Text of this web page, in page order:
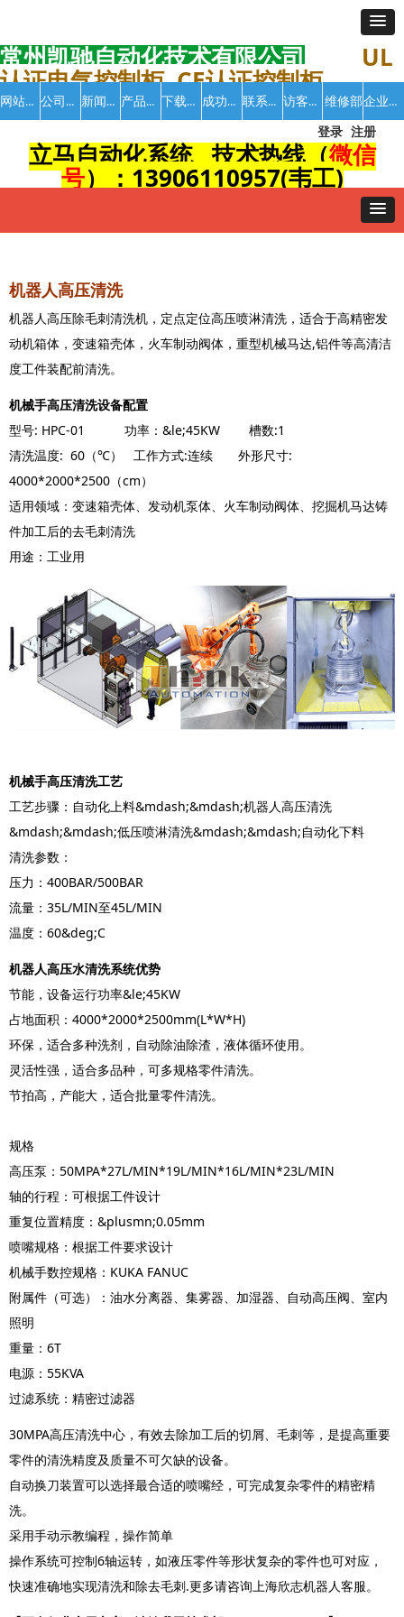
常州凯驰自动化技术有限公司 UL
认证电气控制柜 CE认证控制柜
网站首页 公司介绍 新闻中心 产品中心 下载中心 成功案例 联系我们 访客留言 维修部 企业招聘
登录 注册
机器人高压清洗
机器人高压除毛刺清洗机，定点定位高压喷淋清洗，适合于高精密发
动机箱体，变速箱壳体，火车制动阀体，重型机械马达,铝件等高清洁
度工件装配前清洗。
机械手高压清洗设备配置
型号: HPC-01 功率：&le;45KW 槽数:1
清洗温度: 60（℃） 工作方式:连续 外形尺寸:
4000*2000*2500（cm）
适用领域：变速箱壳体、发动机泵体、火车制动阀体、挖掘机马达铸
件加工后的去毛刺清洗
用途：工业用
机械手高压清洗工艺
工艺步骤：自动化上料&mdash;&mdash;机器人高压清洗
&mdash;&mdash;低压喷淋清洗&mdash;&mdash;自动化下料
清洗参数：
压力：400BAR/500BAR
流量：35L/MIN至45L/MIN
温度：60&deg;C
机器人高压水清洗系统优势
节能，设备运行功率&le;45KW
占地面积：4000*2000*2500mm(L*W*H)
环保，适合多种洗剂，自动除油除渣，液体循环使用。
灵活性强，适合多品种，可多规格零件清洗。
节拍高，产能大，适合批量零件清洗。
规格
高压泵：50MPA*27L/MIN*19L/MIN*16L/MIN*23L/MIN
轴的行程：可根据工件设计
重复位置精度：&plusmn;0.05mm
喷嘴规格：根据工件要求设计
机械手数控规格：KUKA FANUC
附属件（可选）：油水分离器、集雾器、加湿器、自动高压阀、室内
照明
重量：6T
电源：55KVA
过滤系统：精密过滤器
30MPA高压清洗中心，有效去除加工后的切屑、毛刺等，是提高重要
零件的清洗精度及质量不可欠缺的设备。
自动换刀装置可以选择最合适的喷嘴经，可完成复杂零件的精密精
洗。
采用手动示教编程，操作简单
操作系统可控制6轴运转，如液压零件等形状复杂的零件也可对应，
快速准确地实现清洗和除去毛刺.更多请咨询上海欣志机器人客服。
立马自动化系统 技术热线（微信
号）：13906110957(韦工)